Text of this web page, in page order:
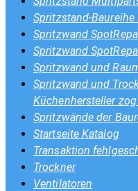
Spritzstand-
Spritzwand
Spritzwand
Spritzwand und
Spritzwand und
Küchenhersteller
Spritzwände der
Startseite Katalog
Transaktion
Trockner
Ventilatoren